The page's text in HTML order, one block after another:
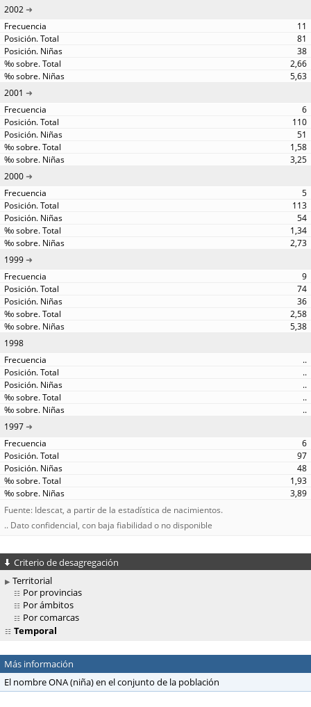
2002
11
81
38
2,66
5,63
2001
6
110
51
1,58
3,25
2000
5
113
54
1,34
2,73
1999
9
74
36
2,58
5,38
1998
..
..
..
..
..
1997
6
97
48
1,93
3,89
Fuente: Idescat, a partir de la estadística de nacimientos.
.. Dato confidencial, con baja fiabilidad o no disponible
Criterio de desagregación
Territorial
Por provincias
Por ámbitos
Por comarcas
Temporal
Más información
El nombre ONA (niña) en el conjunto de la población